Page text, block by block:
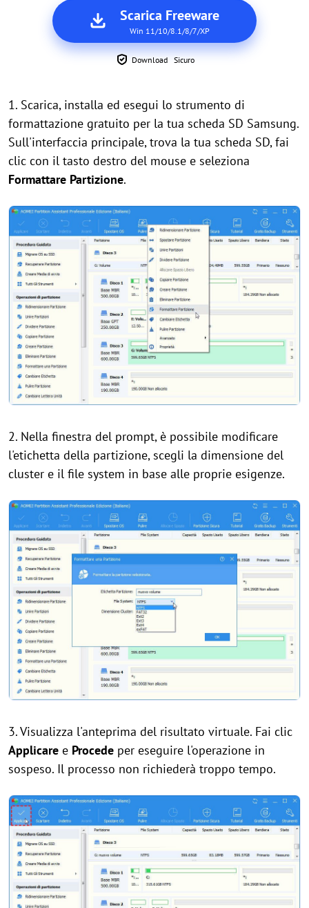
Scarica Freeware
Win 11/10/8.1/8/7/XP
Download Sicuro
1. Scarica, installa ed esegui lo strumento di
formattazione gratuito per la tua scheda SD Samsung.
Sull'interfaccia principale, trova la tua scheda SD, fai
clic con il tasto destro del mouse e seleziona
Formattare Partizione.
2. Nella finestra del prompt, è possibile modificare
l'etichetta della partizione, scegli la dimensione del
cluster e il file system in base alle proprie esigenze.
3. Visualizza l'anteprima del risultato virtuale. Fai clic
Applicare e Procede per eseguire l'operazione in
sospeso. Il processo non richiederà troppo tempo.